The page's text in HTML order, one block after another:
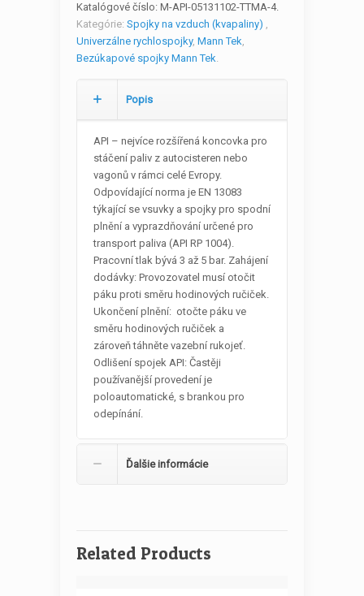
Katalógové číslo: M-API-05131102-TTMA-4.
Kategórie: Spojky na vzduch (kvapaliny) ,
Univerzálne rychlospojky, Mann Tek,
Bezúkapové spojky Mann Tek.
Popis
API – nejvíce rozšířená koncovka pro
stáčení paliv z autocisteren nebo
vagonů v rámci celé Evropy.
Odpovídající norma je EN 13083
týkající se vsuvky a spojky pro spodní
plnění a vyprazdňování určené pro
transport paliva (API RP 1004).
Pracovní tlak bývá 3 až 5 bar. Zahájení
dodávky: Provozovatel musí otočit
páku proti směru hodinových ručiček.
Ukončení plnění: otočte páku ve
směru hodinových ručiček a
zároveň táhněte vazební rukojeť.
Odlišení spojek API: Častěji
používanější provedení je
poloautomatické, s brankou pro
odepínání.
Ďalšie informácie
Related Products